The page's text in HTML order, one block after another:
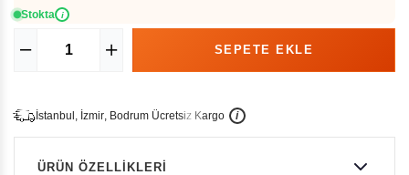
Stokta i
İstanbu , İzmir, Bodrum Ücretsiz Kargo i
ÜRÜN ÖZELLIKLERI